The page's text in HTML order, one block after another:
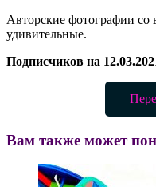
Авторские фотографии со
удивительные.
Подписчиков на
Вам также может